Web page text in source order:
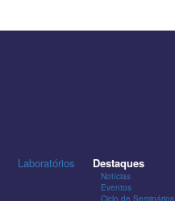
Laboratórios Destaques
Notícias
Eventos